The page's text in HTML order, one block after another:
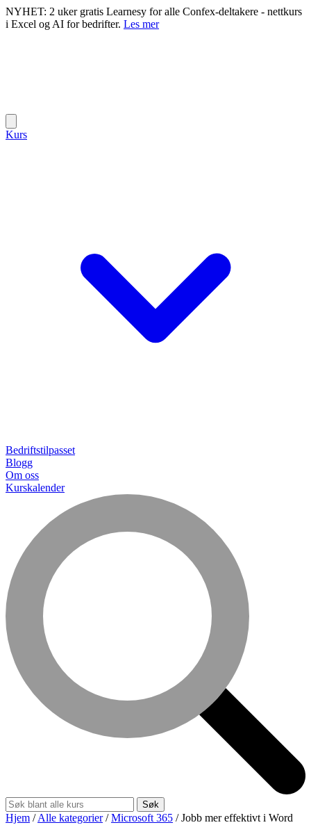
NYHET: 2 uker gratis Learnesy for alle Confex-deltakere - nettkurs
i Excel og AI for bedrifter. Les mer
Kurs
Bedriftstilpasset
Blogg
Om oss
Kurskalender
Søk
Hjem / Alle kategorier / Microsoft 365 / Jobb mer effektivt i Word